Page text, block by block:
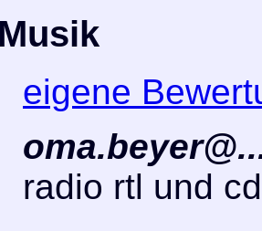
Musik
eigene
radio rtl und